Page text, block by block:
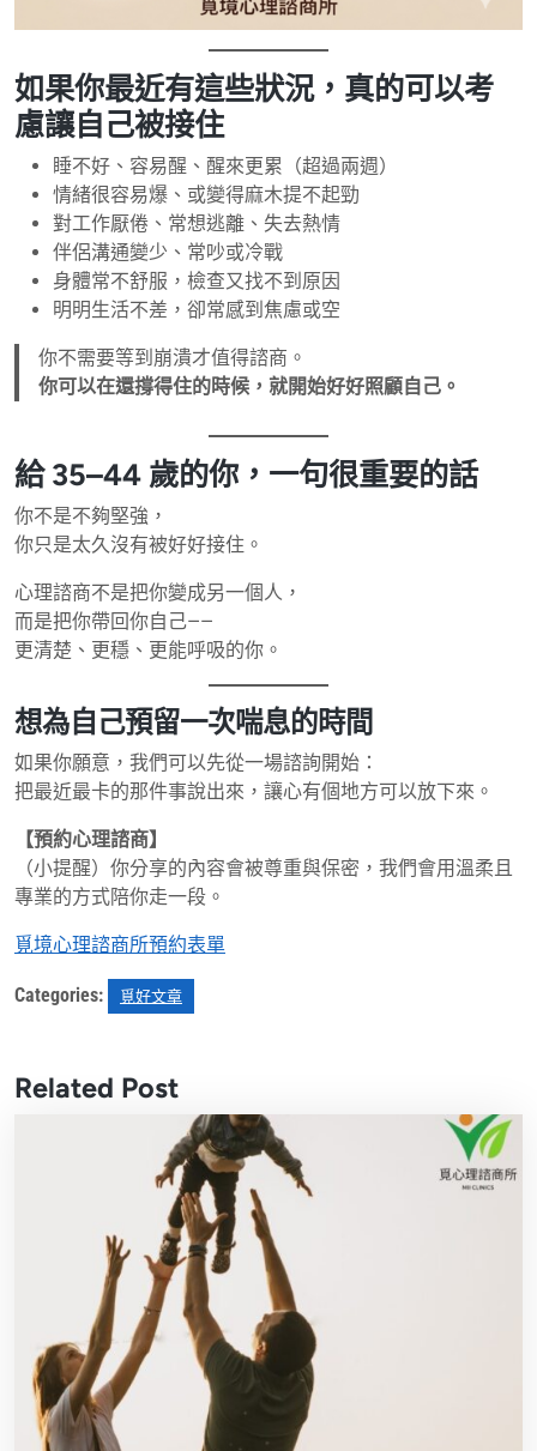
如果你最近有這些狀況，真的可以考
慮讓自己被接住
睡不好、容易醒、醒來更累（超過兩週）
情緒很容易爆、或變得麻木提不起勁
對工作厭倦、常想逃離、失去熱情
伴侶溝通變少、常吵或冷戰
身體常不舒服，檢查又找不到原因
明明生活不差，卻常感到焦慮或空
你不需要等到崩潰才值得諮商。
你可以在還撐得住的時候，就開始好好照顧自己。
給 35–44 歲的你，一句很重要的話
你不是不夠堅強，
你只是太久沒有被好好接住。
心理諮商不是把你變成另一個人，
而是把你帶回你自己——
更清楚、更穩、更能呼吸的你。
想為自己預留一次喘息的時間
如果你願意，我們可以先從一場諮詢開始：
把最近最卡的那件事說出來，讓心有個地方可以放下來。
【預約心理諮商】
（小提醒）你分享的內容會被尊重與保密，我們會用溫柔且
專業的方式陪你走一段。
覓境心理諮商所預約表單
Categories: 覓好文章
Related Post